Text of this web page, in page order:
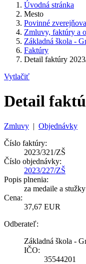
Úvodná stránka
Mesto
Povinné
Zmluvy, faktúry a
Základná škola -
Faktúry
Detail faktúry
Vytlačiť
Detail
Zmluvy | Objednávky
Číslo faktúry:
2023/321/ZŠ
Číslo objednávky:
2023/227/ZŠ
Popis plnenia:
za medaile a
Cena:
37,67 EUR
Odberateľ:
Základná škola -
IČO:
35544201